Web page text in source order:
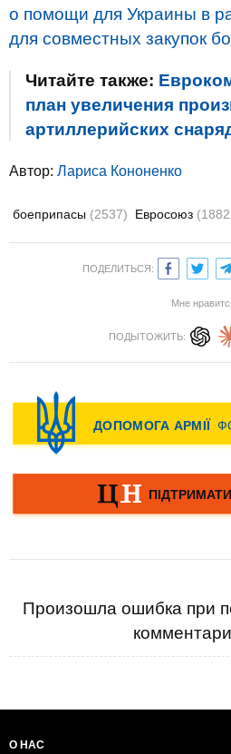
о помощи для Украины в
для совместных закупок
Читайте также:
план увеличения
артиллерийских
Автор: Лариса Кононенко
боеприпасы (2537) Евросоюз
ПОДЕЛИТЬСЯ:
Мне
ПОДЫТОЖИТЬ:
Произошла ошибка при
О НАС